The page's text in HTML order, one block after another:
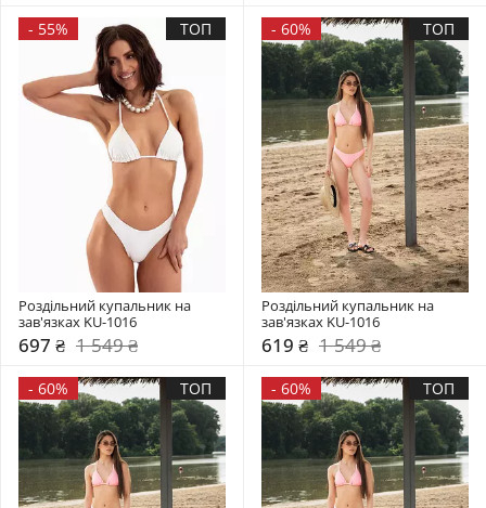
- 55% ТОП
Роздільний купальник на
зав'язках KU-1016
697 ₴ 1 549 ₴
- 60% ТОП
Роздільний купальник на
зав'язках KU-1016
619 ₴ 1 549 ₴
- 60% ТОП - 60% ТОП